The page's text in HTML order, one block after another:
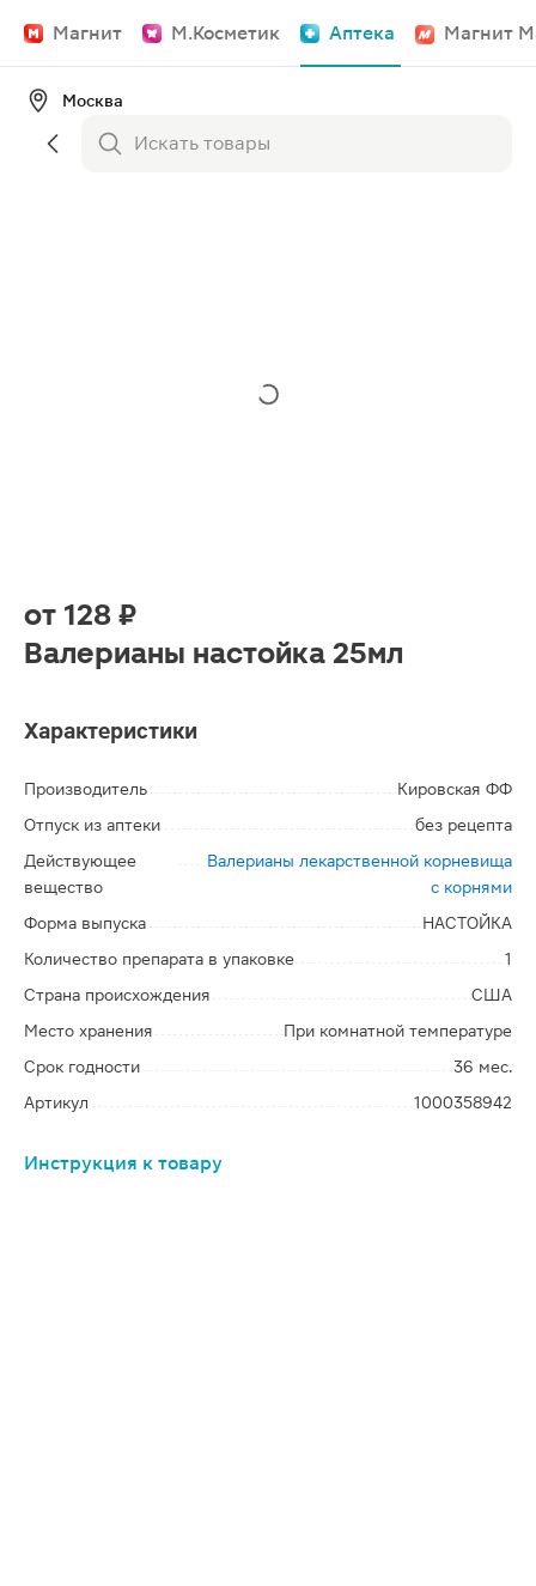
Магнит М.Косметик Аптека Магнит
Москва
от 128 ₽
Валерианы настойка 25мл
Характеристики
Производитель
Кировская ФФ
Отпуск из аптеки
без рецепта
Действующее
вещество
Валерианы лекарственной корневища
с корнями
Форма выпуска
НАСТОЙКА
Количество препарата в упаковке
1
Страна происхождения
США
Место хранения
При комнатной температуре
Срок годности
36 мес.
Артикул
1000358942
Инструкция к товару